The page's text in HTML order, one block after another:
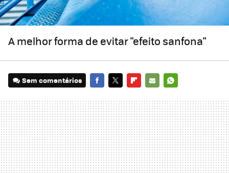
A melhor forma de evitar "efeito sanfona"
Sem comentários
MAIL